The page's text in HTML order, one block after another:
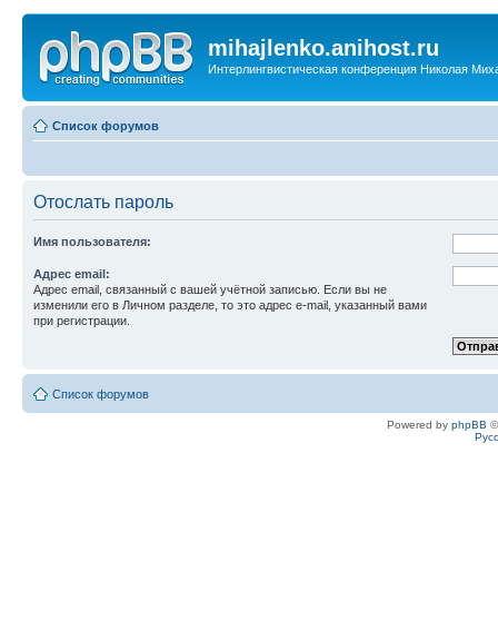
mihajlenko.anihost.ru
Интерлингвистическая конференция Николая
Список форумов
Отослать пароль
Имя пользователя:
Адрес email:
Адрес email, связанный с вашей учётной записью. Если вы не
изменили его в Личном разделе, то это адрес e-mail, указанный вами
при регистрации.
Список форумов
Powered by phpBB